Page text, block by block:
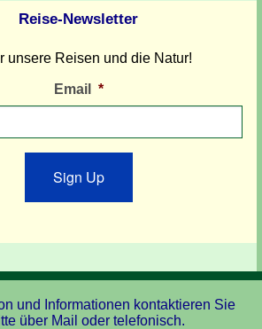
Reise-Newsletter
unsere Reisen und die Natur!
Email *
Sign Up
und Informationen kontaktieren Sie
über Mail oder telefonisch.